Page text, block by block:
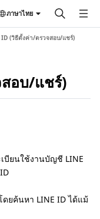
ภาษาไทย
ID (วิธีตั้งค่า/ตรวจสอบ/แชร์)
อบ/แชร์)
บียนใช้งานบัญชี LINE
ยค้นหา LINE ID ได้แม้